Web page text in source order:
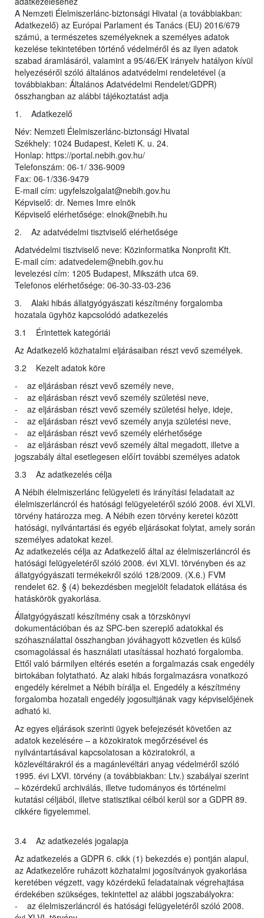
A Nemzeti Élelmiszerlánc-biztonsági Hivatal (a továbbiakban:
Adatkezelő) az Európai Parlament és Tanács (EU) 2016/679
számú, a természetes személyeknek a személyes adatok
kezelése tekintetében történő védelméről és az ilyen adatok
szabad áramlásáról, valamint a 95/46/EK irányelv hatályon kívül
helyezéséről szóló általános adatvédelmi rendeletével (a
továbbiakban: Általános Adatvédelmi Rendelet/GDPR)
összhangban az alábbi tájékoztatást adja
1. Adatkezelő
Név: Nemzeti Élelmiszerlánc-biztonsági Hivatal
Székhely: 1024 Budapest, Keleti K. u. 24.
Honlap: https://portal.nebih.gov.hu/
Telefonszám: 06-1/ 336-9009
Fax: 06-1/336-9479
E-mail cím: ugyfelszolgalat@nebih.gov.hu
Képviselő: dr. Nemes Imre elnök
Képviselő elérhetősége: elnok@nebih.hu
2. Az adatvédelmi tisztviselő elérhetősége
Adatvédelmi tisztviselő neve: Közinformatika Nonprofit Kft.
E-mail cím: adatvedelem@nebih.gov.hu
levelezési cím: 1205 Budapest, Mikszáth utca 69.
Telefonos elérhetősége: 06-30-33-03-236
3. Alaki hibás állatgyógyászati készítmény forgalomba
hozatala ügyhöz kapcsolódó adatkezelés
3.1 Érintettek kategóriái
Az Adatkezelő közhatalmi eljárásaiban részt vevő személyek.
3.2 Kezelt adatok köre
- az eljárásban részt vevő személy neve,
- az eljárásban részt vevő személy születési neve,
- az eljárásban részt vevő személy születési helye, ideje,
- az eljárásban részt vevő személy anyja születési neve,
- az eljárásban részt vevő személy elérhetősége
- az eljárásban részt vevő személy által megadott, illetve a
jogszabály által esetlegesen előírt további személyes adatok
3.3 Az adatkezelés célja
A Nébih élelmiszerlánc felügyeleti és irányítási feladatait az
élelmiszerláncról és hatósági felügyeletéről szóló 2008. évi XLVI.
törvény határozza meg. A Nébih ezen törvény keretei között
hatósági, nyilvántartási és egyéb eljárásokat folytat, amely során
személyes adatokat kezel.
Az adatkezelés célja az Adatkezelő által az élelmiszerláncról és
hatósági felügyeletéről szóló 2008. évi XLVI. törvényben és az
állatgyógyászati termékekről szóló 128/2009. (X.6.) FVM
rendelet 62. § (4) bekezdésben megjelölt feladatok ellátása és
hatáskörök gyakorlása.
Állatgyógyászati készítmény csak a törzskönyvi
dokumentációban és az SPC-ben szereplő adatokkal és
szóhasználattal összhangban jóváhagyott közvetlen és külső
csomagolással és használati utasítással hozható forgalomba.
Ettől való bármilyen eltérés esetén a forgalmazás csak engedély
birtokában folytatható. Az alaki hibás forgalmazásra vonatkozó
engedély kérelmet a Nébih bírálja el. Engedély a készítmény
forgalomba hozatali engedély jogosultjának vagy képviselőjének
adható ki.
Az egyes eljárások szerinti ügyek befejezését követően az
adatok kezelésére – a közokiratok megőrzésével és
nyilvántartásával kapcsolatosan a köziratokról, a
közlevéltárakról és a magánlevéltári anyag védelméről szóló
1995. évi LXVI. törvény (a továbbiakban: Ltv.) szabályai szerint
– közérdekű archiválás, illetve tudományos és történelmi
kutatási céljából, illetve statisztikai célból kerül sor a GDPR 89.
cikkére figyelemmel.
3.4 Az adatkezelés jogalapja
Az adatkezelés a GDPR 6. cikk (1) bekezdés e) pontján alapul,
az Adatkezelőre ruházott közhatalmi jogosítványok gyakorlása
keretében végzett, vagy közérdekű feladatainak végrehajtása
érdekében szükséges, tekintettel az alábbi jogszabályokra:
- az élelmiszerláncról és hatósági felügyeletéről szóló 2008.